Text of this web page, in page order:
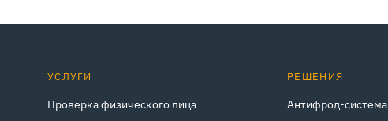
УСЛУГИ
Проверка физического лица
РЕШЕНИЯ
Антифрод-система